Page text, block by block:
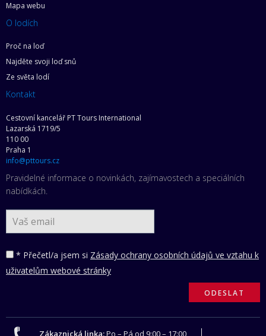
Mapa webu
O lodích
Proč na loď
Najděte svoji loď snů
Ze světa lodí
Kontakt
Cestovní kancelář PT Tours International
Lazarská 1719/5
110 00
Praha 1
info@pttours.cz
Pravidelné informace o novinkách, zajímavostech a speciálních
nabídkách.
* Přečetl/a jsem si Zásady ochrany osobních údajů ve vztahu k
uživatelům webové stránky
Zákaznická linka:Po – Pá od 9:00 – 17:00